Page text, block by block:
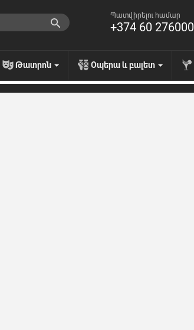
Պատվիրելու համար
+374 60 276000
Թատրոն Օպերա և բալետ